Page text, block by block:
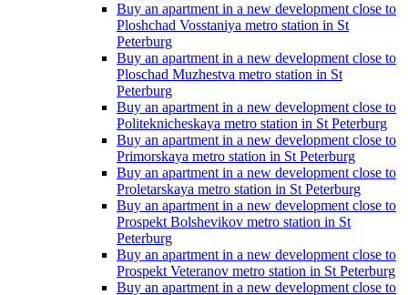
Buy an apartment in a new development close to
Ploshchad Vosstaniya metro station in St
Peterburg
Buy an apartment in a new development close to
Ploschad Muzhestva metro station in St
Peterburg
Buy an apartment in a new development close to
Politeknicheskaya metro station in St Peterburg
Buy an apartment in a new development close to
Primorskaya metro station in St Peterburg
Buy an apartment in a new development close to
Proletarskaya metro station in St Peterburg
Buy an apartment in a new development close to
Prospekt Bolshevikov metro station in St
Peterburg
Buy an apartment in a new development close to
Prospekt Veteranov metro station in St Peterburg
Buy an apartment in a new development close to